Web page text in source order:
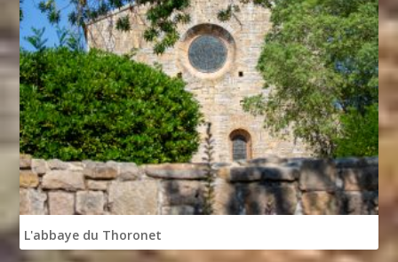
L'abbaye du Thoronet